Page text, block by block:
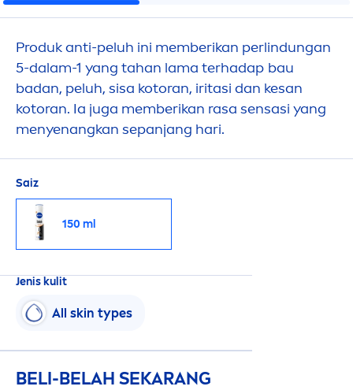
Produk anti-peluh ini memberikan perlindungan
5-dalam-1 yang tahan lama terhadap bau
badan, peluh, sisa kotoran, iritasi dan kesan
kotoran. Ia juga memberikan rasa sensasi yang
menyenangkan sepanjang hari.
Saiz
150 ml
Jenis kulit
All skin types
BELI-BELAH SEKARANG